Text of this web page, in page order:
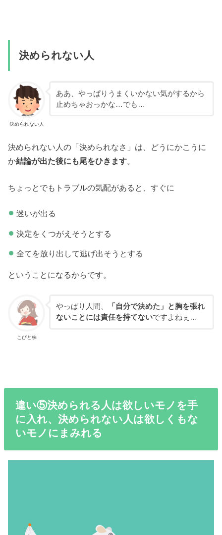
決められない人
決められない人
ああ、やっぱりうまくいかない気がするから
止めちゃおっかな…でも…
決められない人の「決められなさ」は、どうにかこうに
か結論が出た後にも尾をひきます
ちょっとでもトラブルの気配があると、すぐに
迷いが出る
決定をくつがえそうとする
全てを放り出して逃げ出そうとする
ということになるからです。
こびと株
やっぱり人間、
「自分で決めた」と胸を張れ
ないことには責任を持てないですよねぇ…
違い⑤決められる人は欲しいモノを手
に入れ、決められない人は欲しくもな
いモノにまみれる